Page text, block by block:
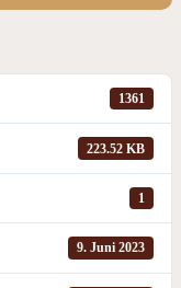
1361
223.52 KB
1
9. Juni 2023